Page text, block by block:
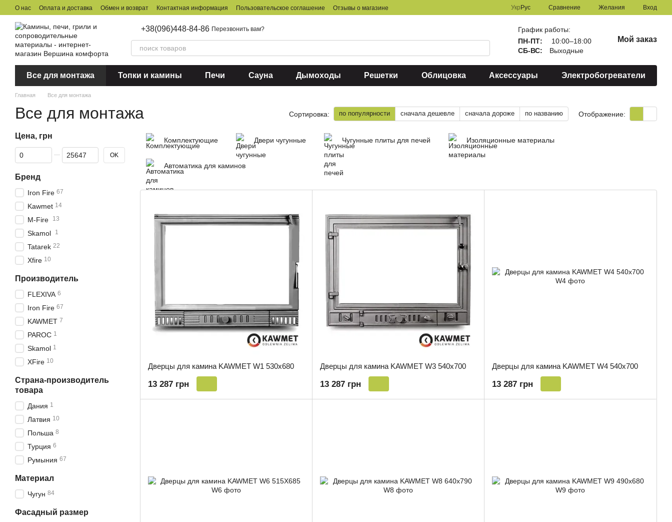
Перейти к основному контенту
О нас Оплата и доставка Обмен и возврат Контактная информация Пользовательское соглашение Отзывы о магазине Укр Рус Сравнение Желания Вход
+38(096)448-84-86 Перезвонить вам?
График работы:
ПН-ПТ:
10:00–18:00
СБ-ВС:
Выходные
Мой заказ
Все для монтажа Топки и камины Печи Сауна Дымоходы Решетки Облицовка Аксессуары Электробогреватели
Главная Все для монтажа
Все для монтажа Сортировка: по популярности сначала дешевле сначала дороже по названию Отображение:
Комплектующие Двери чугунные Чугунные плиты для печей Изоляционные материалы
Автоматика для каминов
Дверцы для камина KAWMET W1 530x680
13 287 грн
Дверцы для камина KAWMET W3 540x700
13 287 грн
Дверцы для камина KAWMET W4 540x700
13 287 грн
Цена, грн
От Цена, грн
До Цена, грн OK
Бренд
Iron Fire 67
Kawmet 14
M-Fire 13
Skamol 1
Tatarek 22
Xfire 10
Производитель
FLEXIVA 6
Iron Fire 67
KAWMET 7
PAROC 1
Skamol 1
XFire 10
Страна-производитель
товара
Дания 1
Латвия 10
Польша 8
Турция 6
Румыния 67
Материал
Чугун 84
Фасадный размер